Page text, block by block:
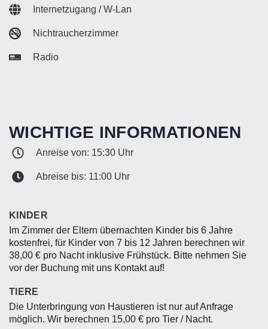
Internetzugang / W-Lan
Nichtraucherzimmer
Radio
WICHTIGE INFORMATIONEN
Anreise von: 15:30 Uhr
Abreise bis: 11:00 Uhr
KINDER
Im Zimmer der Eltern übernachten Kinder bis 6 Jahre
kostenfrei, für Kinder von 7 bis 12 Jahren berechnen wir
38,00 € pro Nacht inklusive Frühstück. Bitte nehmen Sie
vor der Buchung mit uns Kontakt auf!
TIERE
Die Unterbringung von Haustieren ist nur auf Anfrage
möglich. Wir berechnen 15,00 € pro Tier / Nacht.